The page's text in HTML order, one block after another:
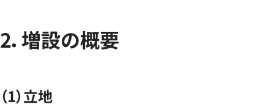
2．増設の概要
（1）立地